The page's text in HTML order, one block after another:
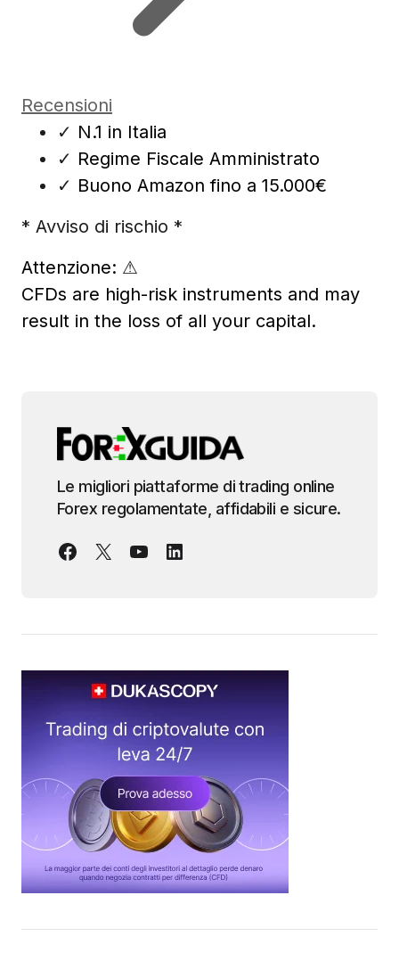
Recensioni
✓ N.1 in Italia
✓ Regime Fiscale Amministrato
✓ Buono Amazon fino a 15.000€
* Avviso di rischio *
Attenzione: ⚠
CFDs are high-risk instruments and may
result in the loss of all your capital.
Le migliori piattaforme di trading online
Forex regolamentate, affidabili e sicure.